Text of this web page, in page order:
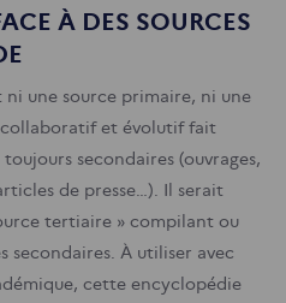
À DES SOURCES
ni une source primaire, ni une
collaboratif et évolutif fait
secondaires (ouvrages,
de presse…). Il serait
tertiaire » compilant ou
secondaires. À utiliser avec
cette encyclopédie